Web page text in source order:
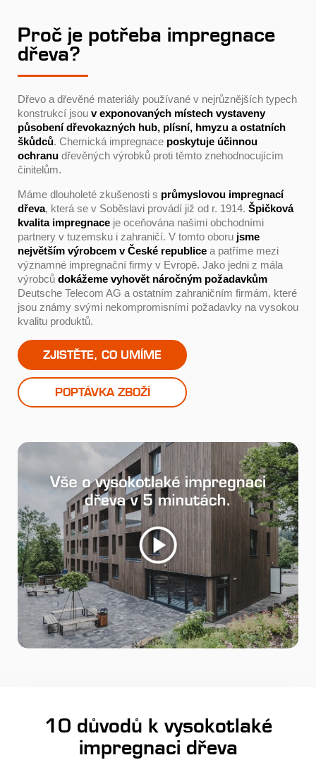
Proč je potřeba impregnace
dřeva?
Dřevo a dřevěné materiály používané v nejrůznějších typech
konstrukcí jsou v exponovaných místech vystaveny
působení dřevokazných hub, plísní, hmyzu a ostatních
škůdců. Chemická impregnace poskytuje účinnou
ochranu dřevěných výrobků proti těmto znehodnocujícím
činitelům.
Máme dlouholeté zkušenosti s průmyslovou impregnací
dřeva, která se v Soběslavi provádí již od r. 1914. Špičková
kvalita impregnace je oceňována našimi obchodními
partnery v tuzemsku i zahraničí. V tomto oboru jsme
největším výrobcem v České republice a patříme mezi
významné impregnační firmy v Evropě. Jako jedni z mála
výrobců dokážeme vyhovět náročným požadavkům
Deutsche Telecom AG a ostatním zahraničním firmám, které
jsou známy svými nekompromisními požadavky na vysokou
kvalitu produktů.
ZJISTĚTE, CO UMÍME
POPTÁVKA ZBOŽÍ
10 důvodů k vysokotlaké
impregnaci dřeva